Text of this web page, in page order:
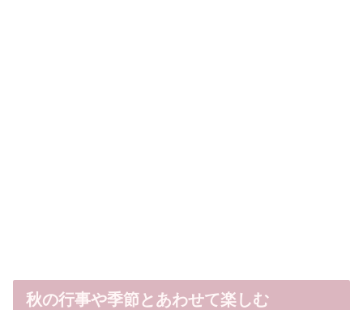
秋の行事や季節とあわせて楽しむ